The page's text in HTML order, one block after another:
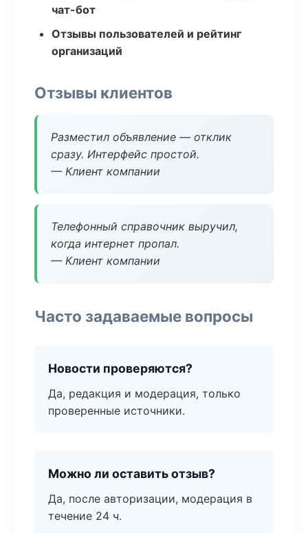
чат-бот
Отзывы пользователей и рейтинг
организаций
Отзывы клиентов
Разместил объявление — отклик
сразу. Интерфейс простой.
— Клиент компании
Телефонный справочник выручил,
когда интернет пропал.
— Клиент компании
Часто задаваемые вопросы
Новости проверяются?
Да, редакция и модерация, только
проверенные источники.
Можно ли оставить отзыв?
Да, после авторизации, модерация в
течение 24 ч.